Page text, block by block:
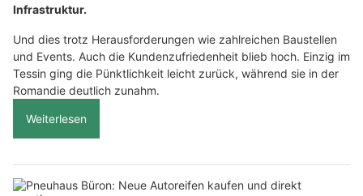
Infrastruktur.
Und dies trotz Herausforderungen wie zahlreichen Baustellen
und Events. Auch die Kundenzufriedenheit blieb hoch. Einzig im
Tessin ging die Pünktlichkeit leicht zurück, während sie in der
Romandie deutlich zunahm.
Weiterlesen